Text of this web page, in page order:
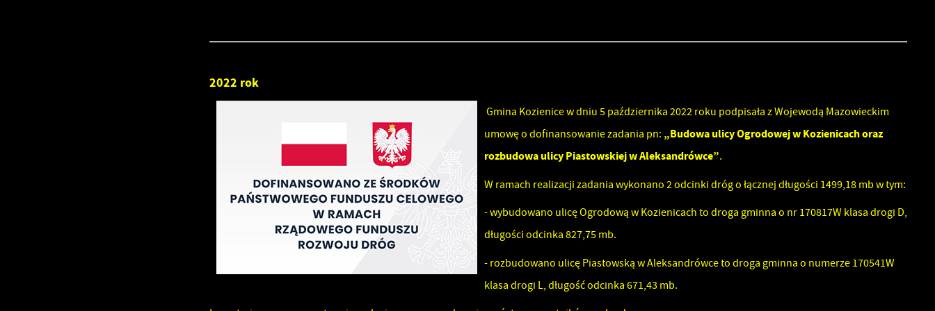
2022 rok
Gmina Kozienice w dniu 5 października 2022 roku podpisała z Wojewodą Mazowieckim
umowę o dofinansowanie zadania pn: „Budowa ulicy Ogrodowej w Kozienicach oraz
rozbudowa ulicy Piastowskiej w Aleksandrówce”.
W ramach realizacji zadania wykonano 2 odcinki dróg o łącznej długości 1499,18 mb w tym:
- wybudowano ulicę Ogrodową w Kozienicach to droga gminna o nr 170817W klasa drogi D,
długości odcinka 827,75 mb.
- rozbudowano ulicę Piastowską w Aleksandrówce to droga gminna o numerze 170541W
klasa drogi L, długość odcinka 671,43 mb.